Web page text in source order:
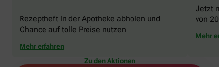
Rezeptheft in der Apotheke abholen und
Chance auf tolle Preise nutzen
Mehr erfahren
Jetzt
von
Mehr
Zu den Aktionen